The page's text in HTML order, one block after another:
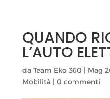
QUANDO
L’AUTO
da Team Eko 360 | Mag
Mobilità| 0 commenti